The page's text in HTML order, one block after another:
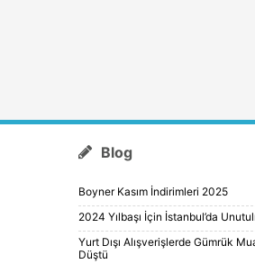
Blog
Boyner Kasım İndirimleri 2025
2024 Yılbaşı İçin İstanbul’da
Yurt Dışı Alışverişlerde Gümrük
Düştü